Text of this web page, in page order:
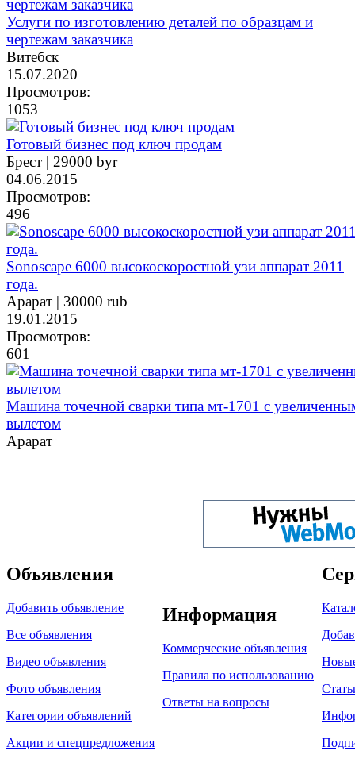
Услуги по изготовлению деталей по образцам и
чертежам заказчика
Витебск
15.07.2020
Просмотров:
1053
Готовый бизнес под ключ продам
Брест | 29000 byr
04.06.2015
Просмотров:
496
Sonoscape 6000 высокоскоростной узи аппарат 2011
года.
Арарат | 30000 rub
19.01.2015
Просмотров:
601
Машина точечной сварки типа мт-1701 с
вылетом
Арарат
Объявления
Добавить объявление
Все объявления
Видео объявления
Фото объявления
Категории объявлений
Акции и спецпредложения
Информация
Коммерческие объявления
Правила по использованию
Ответы на вопросы